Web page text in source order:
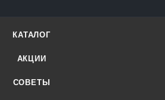
КАТАЛОГ
АКЦИИ
СОВЕТЫ